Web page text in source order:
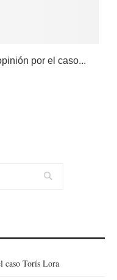
por el caso...
caso Torís Lora